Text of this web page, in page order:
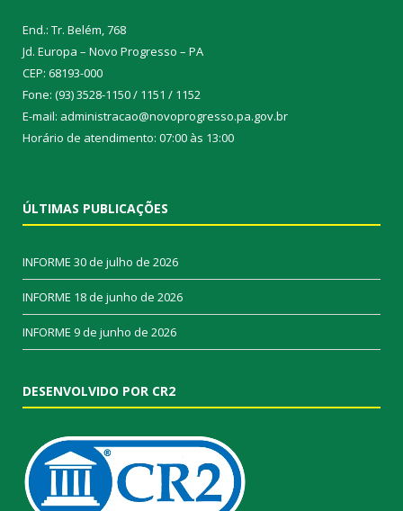
End.: Tr. Belém, 768
Jd. Europa – Novo Progresso – PA
CEP: 68193-000
Fone: (93) 3528-1150 / 1151 / 1152
E-mail: administracao@novoprogresso.pa.gov.br
Horário de atendimento: 07:00 às 13:00
ÚLTIMAS PUBLICAÇÕES
INFORME 30 de julho de 2026
INFORME 18 de junho de 2026
INFORME 9 de junho de 2026
DESENVOLVIDO POR CR2